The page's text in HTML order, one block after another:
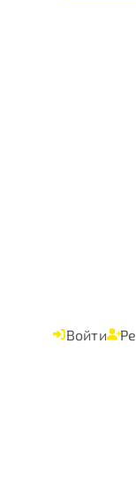
Войти